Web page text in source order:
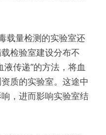
载量检测的实验室还
检验室建设分布不
传递”的方法，将血
质的实验室。这途中
，进而影响实验室结